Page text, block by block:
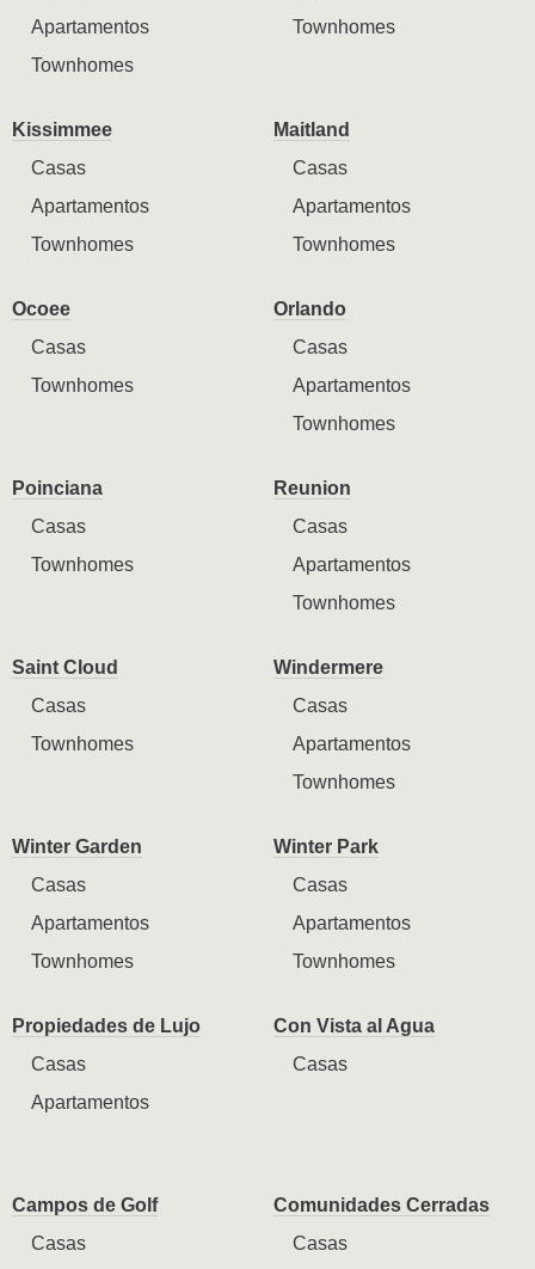
Apartamentos
Townhomes
Townhomes
Kissimmee
Casas
Apartamentos
Townhomes
Maitland
Casas
Apartamentos
Townhomes
Ocoee
Casas
Townhomes
Orlando
Casas
Apartamentos
Townhomes
Poinciana
Casas
Townhomes
Reunion
Casas
Apartamentos
Townhomes
Saint Cloud
Casas
Townhomes
Windermere
Casas
Apartamentos
Townhomes
Winter Garden
Casas
Apartamentos
Townhomes
Winter Park
Casas
Apartamentos
Townhomes
Propiedades de Lujo
Casas
Apartamentos
Con Vista al Agua
Casas
Campos de Golf
Casas
Comunidades Cerradas
Casas